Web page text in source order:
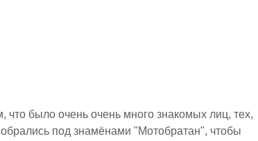
что было очень очень много знакомых лиц, тех,
под знамёнами "Мотобратан", чтобы